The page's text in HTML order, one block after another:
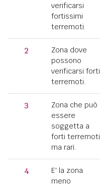
verificarsi
fortissimi
terremoti.
2
Zona dove
possono
verificarsi forti
terremoti.
3
Zona che può
essere
soggetta a
forti terremoti
ma rari.
4
E' la zona
meno